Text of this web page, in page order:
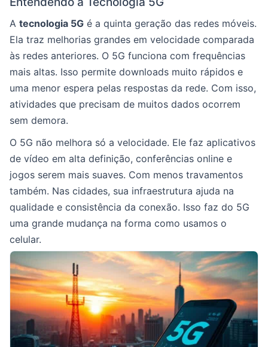
A tecnologia 5G é a quinta geração das redes móveis.
Ela traz melhorias grandes em velocidade comparada
às redes anteriores. O 5G funciona com frequências
mais altas. Isso permite downloads muito rápidos e
uma menor espera pelas respostas da rede. Com isso,
atividades que precisam de muitos dados ocorrem
sem demora.
O 5G não melhora só a velocidade. Ele faz aplicativos
de vídeo em alta definição, conferências online e
jogos serem mais suaves. Com menos travamentos
também. Nas cidades, sua infraestrutura ajuda na
qualidade e consistência da conexão. Isso faz do 5G
uma grande mudança na forma como usamos o
celular.